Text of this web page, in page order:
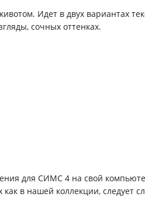
Идет в двух вариантах
сочных оттенках.
для СИМС 4 на свой
в нашей коллекции, следует